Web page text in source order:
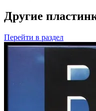
Другие
Перейти в раздел